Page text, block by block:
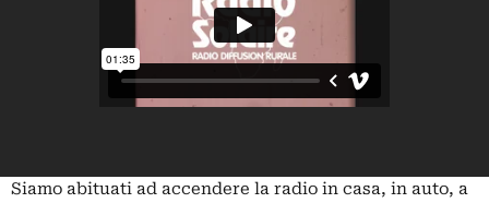
Siamo abituati ad accendere la radio in casa, in auto, a